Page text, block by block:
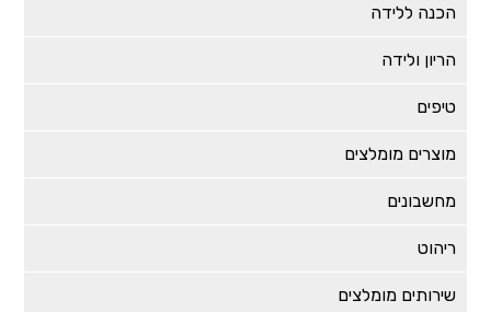
הכנה ללידה
הריון ולידה
טיפים
מוצרים מומלצים
מחשבונים
ריהוט
שירותים מומלצים